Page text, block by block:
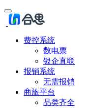
费控系统
数电票
银企直联
报销系统
无需报销
商旅平台
品类齐全